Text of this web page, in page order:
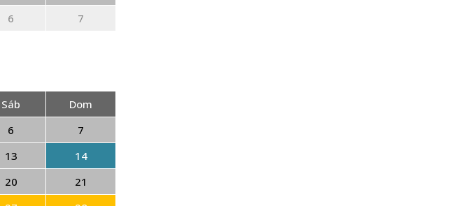
6 7
Sáb
Dom
6
7
13
14
20
21